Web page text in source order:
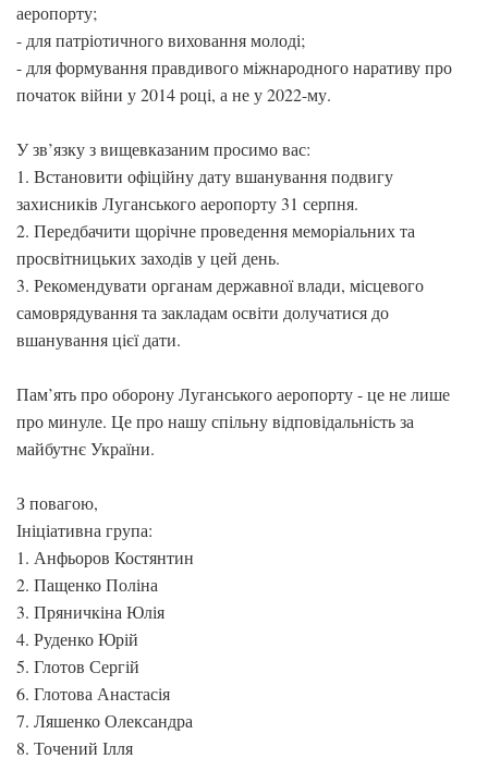
аеропорту;
- для патріотичного виховання молоді;
- для формування правдивого міжнародного наративу про
початок війни у 2014 році, а не у 2022-му.
У зв’язку з вищевказаним просимо вас:
1. Встановити офіційну дату вшанування подвигу
захисників Луганського аеропорту 31 серпня.
2. Передбачити щорічне проведення меморіальних та
просвітницьких заходів у цей день.
3. Рекомендувати органам державної влади, місцевого
самоврядування та закладам освіти долучатися до
вшанування цієї дати.
Пам’ять про оборону Луганського аеропорту - це не лише
про минуле. Це про нашу спільну відповідальність за
майбутнє України.
З повагою,
Ініціативна група:
1. Анфьоров Костянтин
2. Пащенко Поліна
3. Пряничкіна Юлія
4. Руденко Юрій
5. Глотов Сергій
6. Глотова Анастасія
7. Ляшенко Олександра
8. Точений Ілля